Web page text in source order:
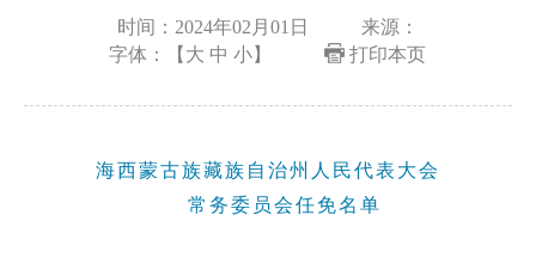
时间：2024年02月01日
来源：
字体：【 大 中 小】 打印本页
海西蒙古族藏族自治州人民代表大会
常务委员会任免名单